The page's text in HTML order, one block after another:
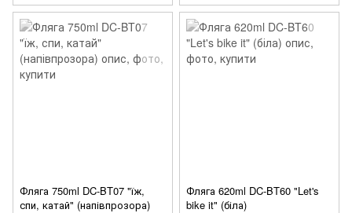
Фляга 750ml DC-BT07 "їж,
спи, катай" (напівпрозора)
Фляга 620ml DC-BT60 "Let's
bike it" (біла)